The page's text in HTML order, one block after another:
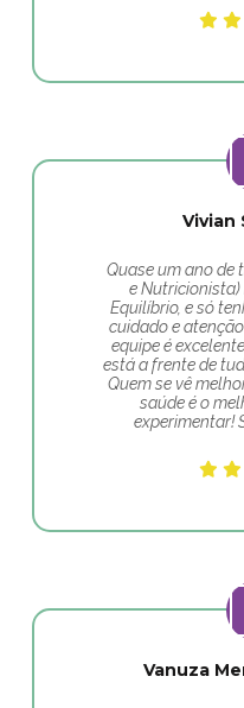
Vivian
Quase um ano de
e
Equilíbrio, e só
cuidado e
equipe é
está a frente de
Quem se vê
saúde é o
experimentar!
Vanuza